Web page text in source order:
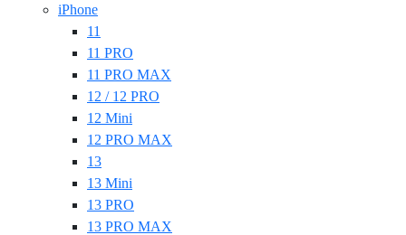
iPhone
11
11 PRO
11 PRO MAX
12 / 12 PRO
12 Mini
12 PRO MAX
13
13 Mini
13 PRO
13 PRO MAX